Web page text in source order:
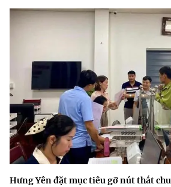
Hưng Yên đặt mục tiêu gỡ nút thắt